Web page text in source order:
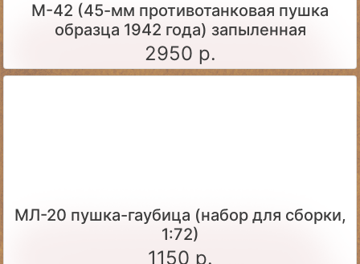
М-42 (45-мм противотанковая пушка
образца 1942 года) запыленная
2950 р.
МЛ-20 пушка-гаубица (набор для сборки,
1:72)
1150 р.